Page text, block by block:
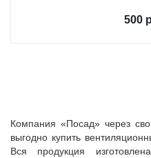
500
Компания «Посад» через
выгодно купить
Вся продукция